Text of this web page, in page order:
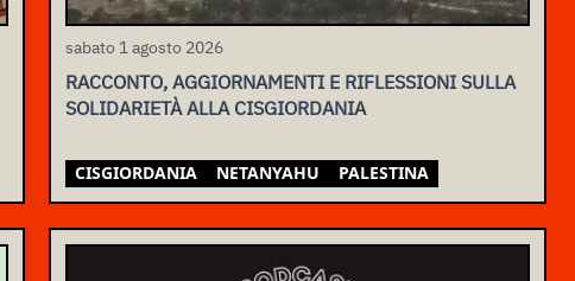
sabato 1 agosto 2026
RACCONTO, AGGIORNAMENTI E RIFLESSIONI SULLA
SOLIDARIETÀ ALLA CISGIORDANIA
CISGIORDANIA NETANYAHU PALESTINA